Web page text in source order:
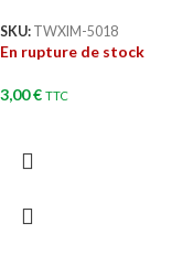
SKU: TWXIM-5018
En rupture de stock
3,00€ TTC